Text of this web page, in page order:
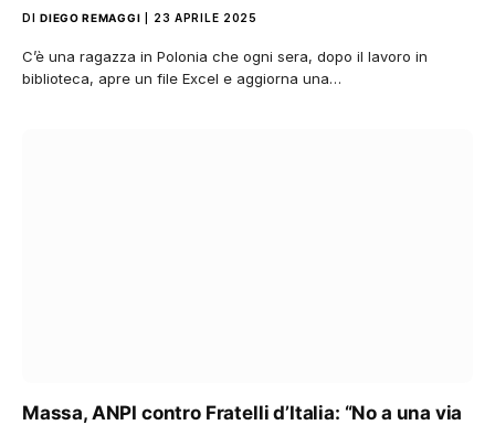
DI DIEGO REMAGGI 23 APRILE 2025
C’è una ragazza in Polonia che ogni sera, dopo il lavoro in
biblioteca, apre un file Excel e aggiorna una…
Massa, ANPI contro Fratelli d’Italia: “No a una via